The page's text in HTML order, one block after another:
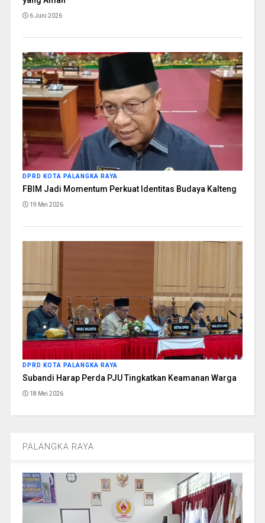
6 Juni 2026
DPRD KOTA PALANGKA RAYA
FBIM Jadi Momentum Perkuat Identitas Budaya Kalteng
19 Mei 2026
DPRD KOTA PALANGKA RAYA
Subandi Harap Perda PJU Tingkatkan Keamanan Warga
18 Mei 2026
PALANGKA RAYA